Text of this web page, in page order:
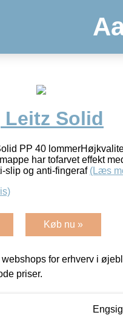
Leitz Solid
PP 40
har tofarvet effekt
slip og anti-fingeraf (Læs
Køb nu »
for erhverv i
priser.